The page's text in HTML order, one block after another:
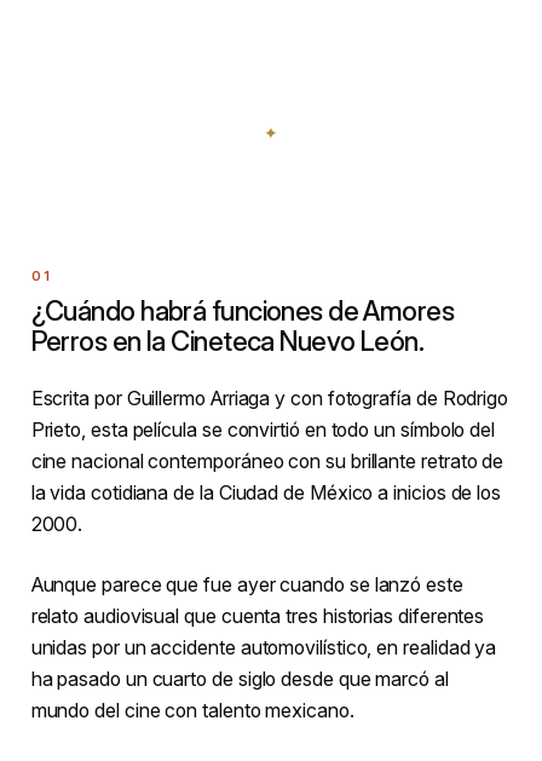
¿Cuándo habrá funciones de Amores
Perros en la Cineteca Nuevo León.
Escrita por Guillermo Arriaga y con fotografía de Rodrigo
Prieto, esta película se convirtió en todo un símbolo del
cine nacional contemporáneo con su brillante retrato de
la vida cotidiana de la Ciudad de México a inicios de los
2000.
Aunque parece que fue ayer cuando se lanzó este
relato audiovisual que cuenta tres historias diferentes
unidas por un accidente automovilístico, en realidad ya
ha pasado un cuarto de siglo desde que marcó al
mundo del cine con talento mexicano.